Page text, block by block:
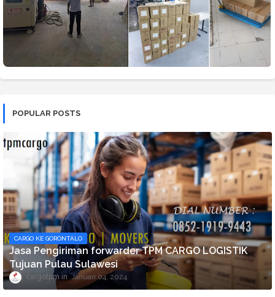
POPULAR POSTS
CARGO KE GORONTALO
Jasa Pengiriman forwarder TPM CARGO LOGISTIK
Tujuan Pulau Sulawesi
cargotpm Januari 04, 2024